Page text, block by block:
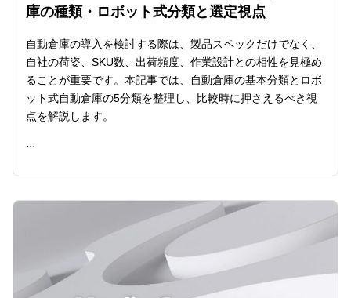
庫の種類・ロボット式分類と選定視点
自動倉庫の導入を検討する際は、製品スペックだけでなく、
自社の荷姿、SKU数、出荷頻度、作業設計との相性を見極め
ることが重要です。本記事では、自動倉庫の基本分類とロボ
ット式自動倉庫の5分類を整理し、比較時に押さえるべき視
点を解説します。
...
READ ME